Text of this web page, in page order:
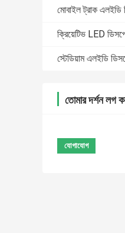
মোবাইল ট্রাক এলইডি
ক্রিয়েটিভ LED
স্টেডিয়াম এলইডি
তোমার দর্শন লগ